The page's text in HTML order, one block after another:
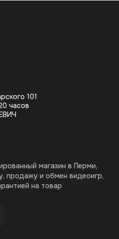
101
часов
магазин в Перми,
продажу и обмен видеоигр,
на товар